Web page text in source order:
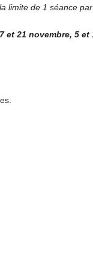
limite de 1 séance
21 novembre, 5 et